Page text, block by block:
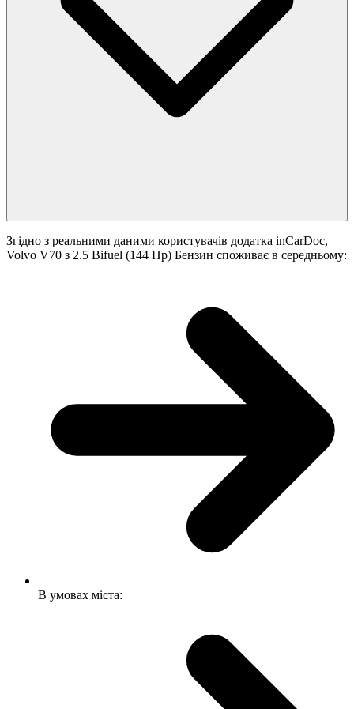
Згідно з реальними даними користувачів додатка inCarDoc,
Volvo V70 з 2.5 Bifuel (144 Hp) Бензин споживає в середньому:
В умовах міста: